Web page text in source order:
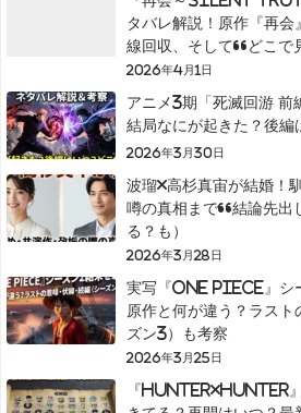
タバレ解説！原作『再
線回収、そして“どこで
2026年4月1日
アニメ3期「死滅回游 前
結局なにが起きた？後編
2026年3月30日
波瑠×高杉真宙が結婚！
噂の真相まで“結論先出
る？も）
2026年3月28日
実写『ONE PIECE』シ
原作と何が違う？ラス
ズン3）も考察
2026年3月25日
『HUNTER×HUNTER